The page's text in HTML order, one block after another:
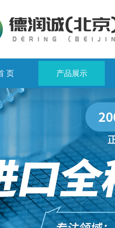
页 产品展示